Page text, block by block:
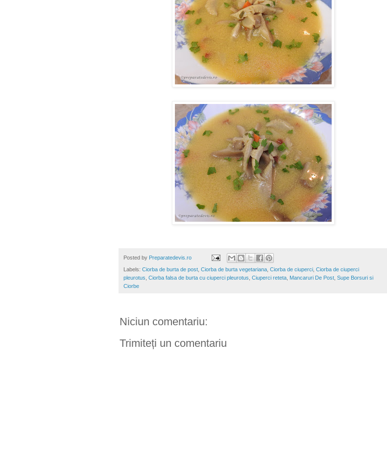
Posted by Preparatedevis.ro
Labels: Ciorba de burta de post Ciorba de burta vegetariana Ciorba de ciuperci Ciorba de ciuperci
pleurotus Ciorba falsa de burta cu ciuperci pleurotus Ciuperci reteta Mancaruri De Post Supe Borsuri si
Ciorbe
Niciun comentariu:
Trimiteți un comentariu